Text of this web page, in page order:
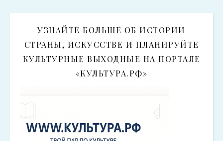
УЗНАЙТЕ БОЛЬШЕ ОБ ИСТОРИИ
СТРАНЫ, ИСКУССТВЕ И ПЛАНИРУЙТЕ
КУЛЬТУРНЫЕ ВЫХОДНЫЕ НА ПОРТАЛЕ
«КУЛЬТУРА.РФ»